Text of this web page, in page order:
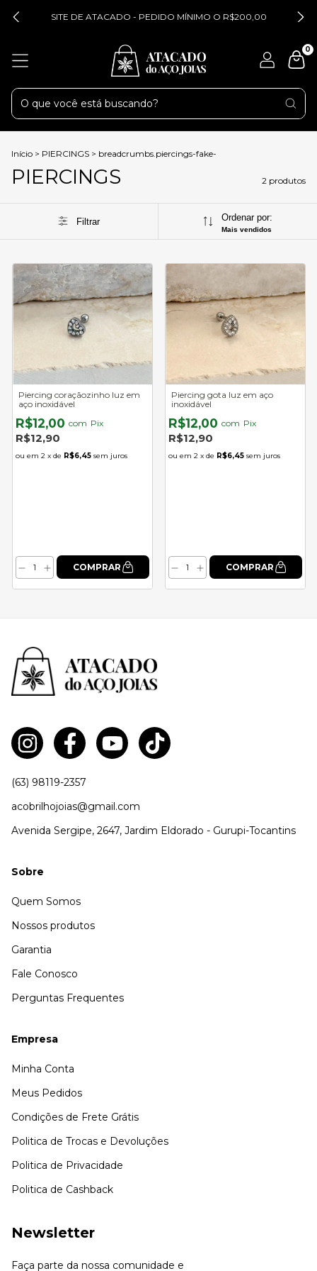
SITE DE ATACADO - PEDIDO MÍNIMO O R$200,00
0
Início > PIERCINGS > breadcrumbs.piercings-fake-
PIERCINGS 2 produtos
Filtrar Ordenar por:
Mais vendidos
Piercing coraçãozinho luz em
aço inoxidável
R$12,00 com Pix
R$12,90
2 x de R$6,45 sem juros
Piercing gota luz em aço
inoxidável
R$12,00 com Pix
R$12,90
2 x de R$6,45 sem juros
(63) 98119-2357
acobrilhojoias@gmail.com
Avenida Sergipe, 2647, Jardim Eldorado - Gurupi-Tocantins
Sobre
Quem Somos
Nossos produtos
Garantia
Fale Conosco
Perguntas Frequentes
Empresa
Minha Conta
Meus Pedidos
Condições de Frete Grátis
Politica de Trocas e Devoluções
Politica de Privacidade
Politica de Cashback
Newsletter
Faça parte da nossa comunidade e